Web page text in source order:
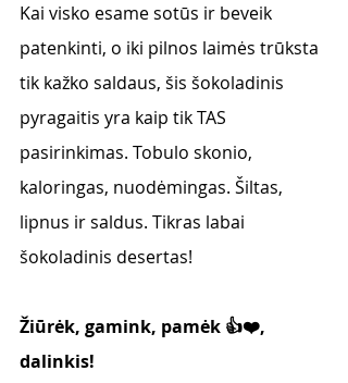
Kai visko esame sotūs ir beveik
patenkinti, o iki pilnos laimės trūksta
tik kažko saldaus, šis šokoladinis
pyragaitis yra kaip tik TAS
pasirinkimas. Tobulo skonio,
kaloringas, nuodėmingas. Šiltas,
lipnus ir saldus. Tikras labai
šokoladinis desertas!
Žiūrėk, gamink, pamėk 👍❤️,
dalinkis!